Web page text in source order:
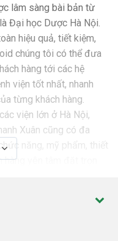
nhân chỉ bị suy gan.
thận, cần điều chỉnh
bệnh nhân suy thận”
đường tiêm (ví dụ
tiêm piracetam
tiêm tĩnh mạch trong
phần nào khác của
lâm sàng bài bản từ
Đại học Dược Hà Nội.
hiệu quả, tiết kiệm,
chúng tôi có thể đưa
hàng tới các hệ
viện tốt nhất, nhanh
từng khách hàng.
viện lớn ở Hà Nội,
Xuân cũng có đa
năng, mỹ phẩm, thiết
yên tâm đặt trọn
tới những sản phẩm,